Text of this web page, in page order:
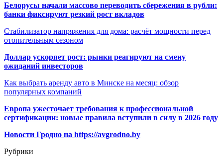
Белорусы начали массово переводить сбережения в рубли:
банки фиксируют резкий рост вкладов
Стабилизатор напряжения для дома: расчёт мощности перед
отопительным сезоном
Доллар ускоряет рост: рынки реагируют на смену
ожиданий инвесторов
Как выбрать аренду авто в Минске на месяц: обзор
популярных компаний
Европа ужесточает требования к профессиональной
сертификации: новые правила вступили в силу в 2026 году
Новости Гродно на https://avgrodno.by
Рубрики